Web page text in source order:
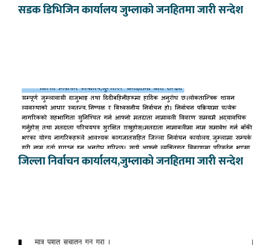
सडक डिभिजिन कार्यालय जुम्लाको जनहितमा जारी सन्देश
जिल्ला निर्वाचन कार्यालय,जुम्लाको जनहितमा जारी सन्देश